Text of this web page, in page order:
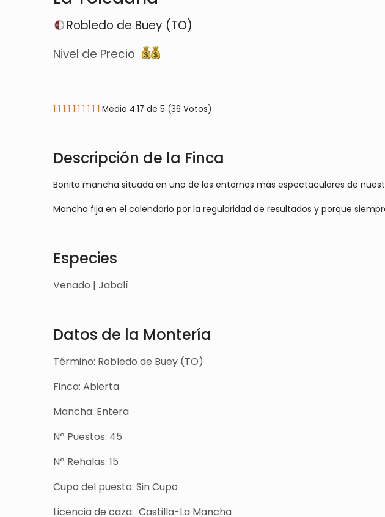
Robledo de Buey (TO)
Nivel de Precio
1 1 1 1 1 1 1 1 1 1 Media 4.17 de 5 (36 Votos)
Descripción de la Finca
Bonita mancha situada en uno de los entornos más espectaculares de
Mancha fija en el calendario por la regularidad de resultados y porque
Especies
Venado | Jabalí
Datos de la Montería
Término: Robledo de Buey (TO)
Finca: Abierta
Mancha: Entera
Nº Puestos: 45
Nº Rehalas: 15
Cupo del puesto: Sin Cupo
Licencia de caza: Castilla-La Mancha